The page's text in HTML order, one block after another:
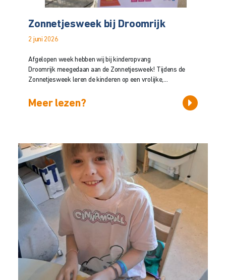
Zonnetjesweek bij Droomrijk
2 juni 2026
Afgelopen week hebben wij bij kinderopvang
Droomrijk meegedaan aan de Zonnetjesweek! Tijdens de
Zonnetjesweek leren de kinderen op een vrolijke,...
Meer lezen?